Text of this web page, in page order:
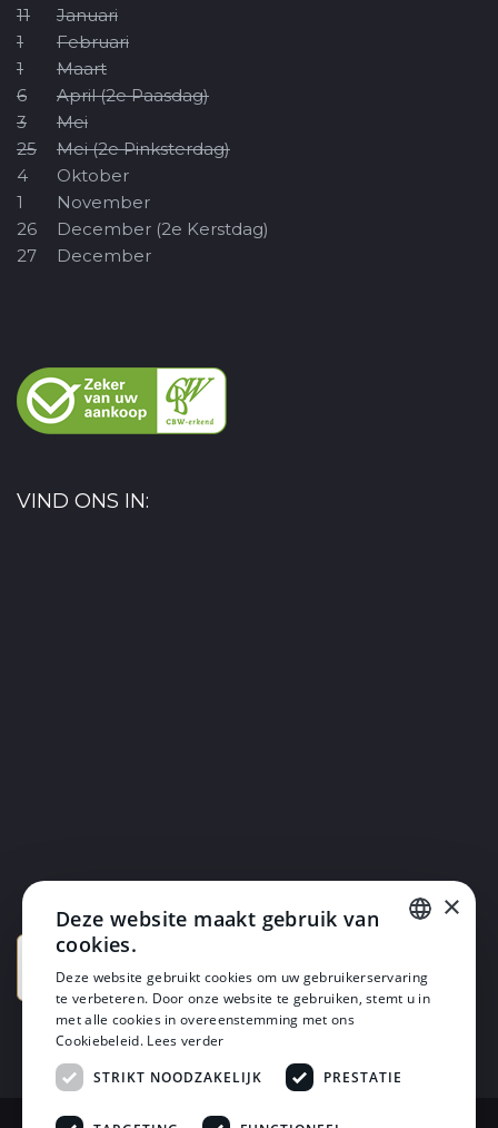
11
Januari
1
Februari
1
Maart
6
April (2e Paasdag)
3
Mei
25
Mei (2e Pinksterdag)
4
Oktober
1
November
26
December (2e Kerstdag)
27
December
VIND ONS IN:
DUTCH
×
Deze website maakt gebruik van
cookies.
Deze website gebruikt cookies om uw gebruikerservaring
te verbeteren. Door onze website te gebruiken, stemt u in
met alle cookies in overeenstemming met ons
Cookiebeleid. Lees verder
STRIKT NOODZAKELIJK
PRESTATIE